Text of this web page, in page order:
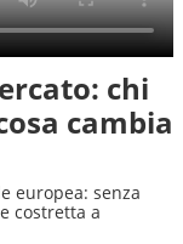
chi
cambia
europea: senza
costretta a